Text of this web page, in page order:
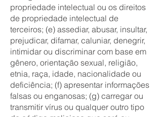
propriedade intelectual ou os direitos
de propriedade intelectual de
terceiros; (e) assediar, abusar, insultar,
prejudicar, difamar, caluniar, denegrir,
intimidar ou discriminar com base em
gênero, orientação sexual, religião,
etnia, raça, idade, nacionalidade ou
deficiência; (f) apresentar informações
falsas ou enganosas; (g) carregar ou
transmitir vírus ou qualquer outro tipo